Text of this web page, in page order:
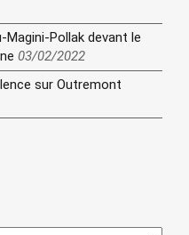
Pollak devant le
03/02/2022
sur Outremont